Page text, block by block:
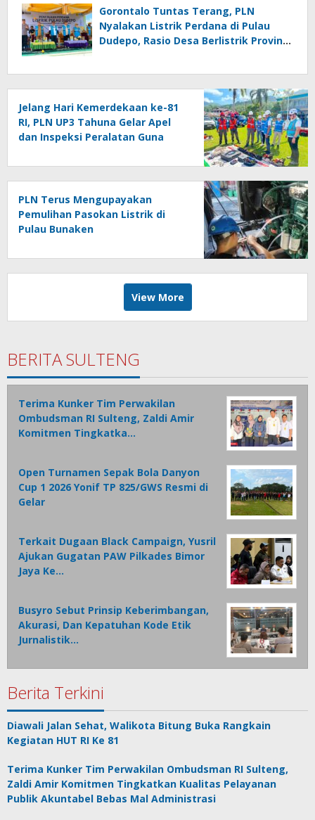
Berlistrik Provinsi Gorontalo
Gorontalo Tuntas Terang, PLN
Nyalakan Listrik Perdana di Pulau
Dudepo, Rasio Desa Berlistrik Provinsi
Jelang Hari Kemerdekaan ke-81
RI, PLN UP3 Tahuna Gelar Apel
dan Inspeksi Peralatan Guna
Kepulauan Nusa Utara
PLN Terus Mengupayakan
Pemulihan Pasokan Listrik di
Pulau Bunaken
View More
BERITA SULTENG
Terima Kunker Tim Perwakilan
Ombudsman RI Sulteng, Zaldi Amir
Komitmen Tingkatka…
Open Turnamen Sepak Bola Danyon
Cup 1 2026 Yonif TP 825/GWS Resmi di
Gelar
Terkait Dugaan Black Campaign, Yusril
Ajukan Gugatan PAW Pilkades Bimor
Jaya Ke…
Busyro Sebut Prinsip Keberimbangan,
Akurasi, Dan Kepatuhan Kode Etik
Jurnalistik…
Berita Terkini
Diawali Jalan Sehat, Walikota Bitung Buka Rangkain
Kegiatan HUT RI Ke 81
Terima Kunker Tim Perwakilan Ombudsman RI Sulteng,
Zaldi Amir Komitmen Tingkatkan Kualitas Pelayanan
Publik Akuntabel Bebas Mal Administrasi